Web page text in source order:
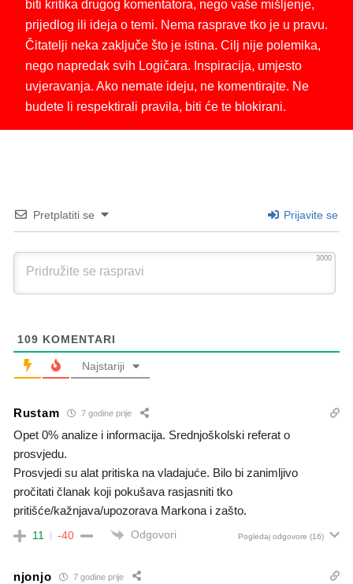
biti kritika drugog komentatora, nego vaše mišljenje,
prijedlog ili ideja o temi. Nema rasprave tko je u pravu.
Čitatelji neka zaključe što je istina. Cilj nije polemika,
nego napredak svih Logičara. Inspiracija, umjesto
uvjeravanja. Ako nemate ideju, ne komentirajte. Ne
budete li respektirali pravila, biti će te blokirani.
Pretplatiti se Prijavite se
3000
109 KOMENTARI
Najstariji
Rustam 7 godine prije
Opet 0% analize i informacija. Srednjoškolski referat o
prosvjedu.
Prosvjedi su alat pritiska na vladajuće. Bilo bi zanimljivo
pročitati članak koji pokušava rasjasniti tko
pritišće/kažnjava/upozorava Markona i zašto.
11 -40 Odgovori Pogledaj odgovore (16)
njonjo 7 godine prije